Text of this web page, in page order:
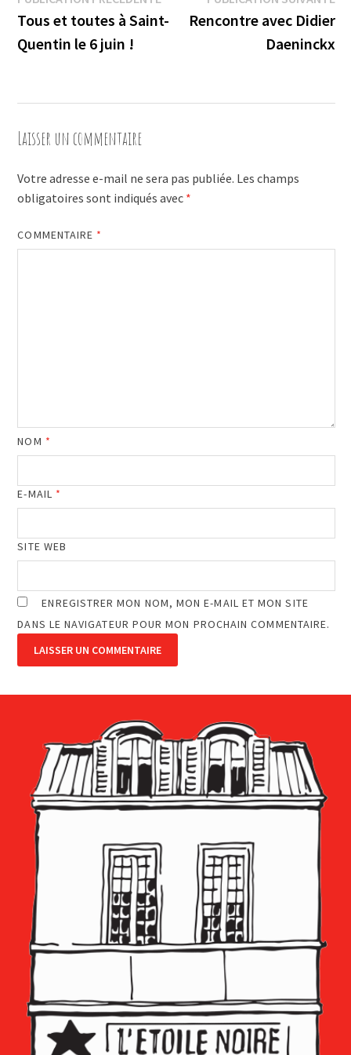
de
l’article
précédente :
Tous et toutes à Saint-
Quentin le 6 juin !
Rencontre avec Didier
Daeninckx
Laisser un commentaire
Votre adresse e-mail ne sera pas publiée. Les champs
obligatoires sont indiqués avec *
COMMENTAIRE *
NOM *
E-MAIL *
SITE WEB
ENREGISTRER MON NOM, MON E-MAIL ET MON SITE
DANS LE NAVIGATEUR POUR MON PROCHAIN COMMENTAIRE.